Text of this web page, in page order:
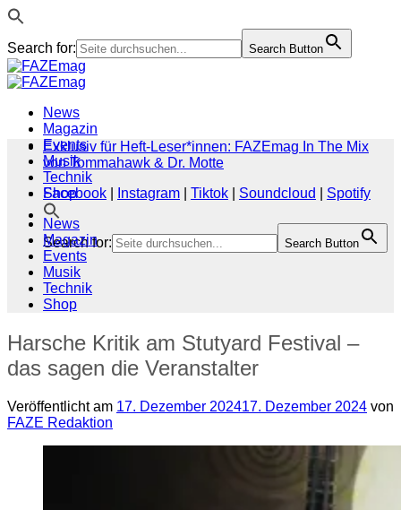
Search for: Search Button
Zum
Inhalt
News
Magazin
Events
Musik
Technik
Shop
Search for: Search Button
Exklusiv für Heft-Leser*innen: FAZEmag In The Mix
von Tommahawk & Dr. Motte
Facebook
Instagram Tiktok Soundcloud
Spotify
News
Magazin
Events
Musik
Technik
Shop
Harsche Kritik am Stutyard Festival –
das sagen die Veranstalter
Veröffentlicht am 17. Dezember 202417. Dezember 2024 von
FAZE Redaktion